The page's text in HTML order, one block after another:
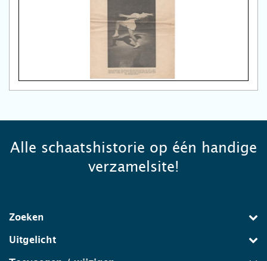
Alle schaatshistorie op één handige
verzamelsite!
Zoeken
Uitgelicht